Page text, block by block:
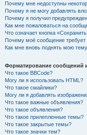
Почему мне недоступны
Почему я не могу добавлять
Почему я получил
Как мне пожаловаться на
Что означает кнопка
Почему моё сообщение требует
Как мне вновь поднять мою
Форматирование сообщений
Что такое BBCode?
Могу ли я использовать HTML?
Что такое смайлики?
Могу ли я добавлять
Что такое важные объявления?
Что такое объявления?
Что такое прилепленные темы?
Что такое закрытые темы?
Что такое значки тем?